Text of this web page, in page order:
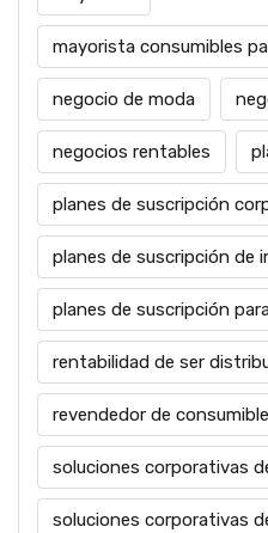
mayorista consumibles
negocio de moda
negocios rentables
planes de suscripción
planes de suscripción de
planes de suscripción
rentabilidad de ser
revendedor de
soluciones corporativas
soluciones corporativas